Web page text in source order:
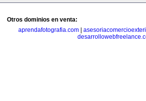
Otros dominios en venta:
aprendafotografia.com